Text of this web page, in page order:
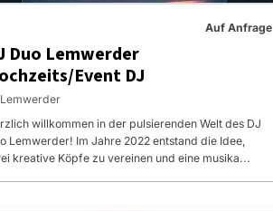
Auf Anfrage
Duo Lemwerder
Event DJ
Lemwerder
willkommen in der pulsierenden Welt des DJ
Lemwerder! Im Jahre 2022 entstand die Idee,
kreative Köpfe zu vereinen und eine musika...